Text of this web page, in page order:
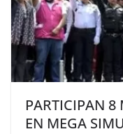
PARTICIPAN 8
EN MEGA